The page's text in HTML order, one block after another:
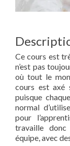
Ce cours est
n’est pas
où tout le
cours est axé
puisque
normal
pour
travaille donc
équipe, avec